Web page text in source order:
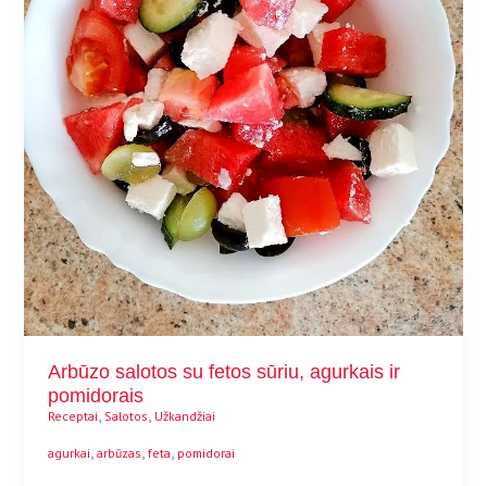
Arbūzo salotos su fetos sūriu, agurkais ir
pomidorais
Receptai, Salotos, Užkandžiai
agurkai,arbūzas,feta, pomidorai